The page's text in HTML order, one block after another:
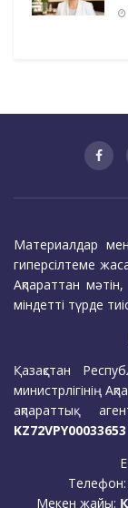
Материалдар
гиперсілтеме
Ақпараттан
міндетті түрде
Қазақстан
министрлігінің
ақпараттық
KZ72VPY00033653
Телефон:
Мекен жайы: